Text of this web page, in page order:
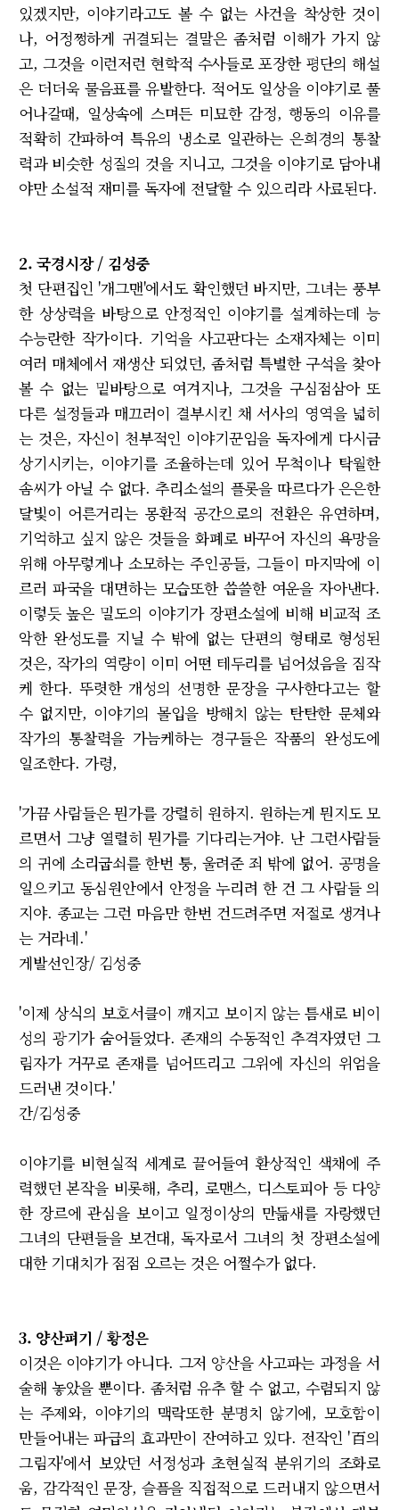
있겠지만, 이야기라고도 볼 수 없는 사건을 착상한 것이
나, 어정쩡하게 귀결되는 결말은 좀처럼 이해가 가지 않
고, 그것을 이런저런 현학적 수사들로 포장한 평단의 해설
은 더더욱 물음표를 유발한다. 적어도 일상을 이야기로 풀
어나갈때, 일상속에 스며든 미묘한 감정, 행동의 이유를
적확히 간파하여 특유의 냉소로 일관하는 은희경의 통찰
력과 비슷한 성질의 것을 지니고, 그것을 이야기로 담아내
야만 소설적 재미를 독자에 전달할 수 있으리라 사료된다.
2. 국경시장 / 김성중
첫 단편집인 '개그맨'에서도 확인했던 바지만, 그녀는 풍부
한 상상력을 바탕으로 안정적인 이야기를 설계하는데 능
수능란한 작가이다. 기억을 사고판다는 소재자체는 이미
여러 매체에서 재생산 되었던, 좀처럼 특별한 구석을 찾아
볼 수 없는 밑바탕으로 여겨지나, 그것을 구심점삼아 또
다른 설정들과 매끄러이 결부시킨 채 서사의 영역을 넓히
는 것은, 자신이 천부적인 이야기꾼임을 독자에게 다시금
상기시키는, 이야기를 조율하는데 있어 무척이나 탁월한
솜씨가 아닐 수 없다. 추리소설의 플롯을 따르다가 은은한
달빛이 어른거리는 몽환적 공간으로의 전환은 유연하며,
기억하고 싶지 않은 것들을 화폐로 바꾸어 자신의 욕망을
위해 아무렇게나 소모하는 주인공들, 그들이 마지막에 이
르러 파국을 대면하는 모습또한 씁쓸한 여운을 자아낸다.
이렇듯 높은 밀도의 이야기가 장편소설에 비해 비교적 조
악한 완성도를 지닐 수 밖에 없는 단편의 형태로 형성된
것은, 작가의 역량이 이미 어떤 테두리를 넘어섰음을 짐작
케 한다. 뚜렷한 개성의 선명한 문장을 구사한다고는 할
수 없지만, 이야기의 몰입을 방해치 않는 탄탄한 문체와
작가의 통찰력을 가늠케하는 경구들은 작품의 완성도에
일조한다. 가령,
'가끔 사람들은 뭔가를 강렬히 원하지. 원하는게 뭔지도 모
르면서 그냥 열렬히 뭔가를 기다리는거야. 난 그런사람들
의 귀에 소리굽쇠를 한번 퉁, 울려준 죄 밖에 없어. 공명을
일으키고 동심원안에서 안정을 누리려 한 건 그 사람들 의
지야. 종교는 그런 마음만 한번 건드려주면 저절로 생겨나
는 거라네.'
게발선인장/ 김성중
'이제 상식의 보호서클이 깨지고 보이지 않는 틈새로 비이
성의 광기가 숨어들었다. 존재의 수동적인 추격자였던 그
림자가 거꾸로 존재를 넘어뜨리고 그위에 자신의 위엄을
드러낸 것이다.'
간/김성중
이야기를 비현실적 세계로 끌어들여 환상적인 색채에 주
력했던 본작을 비롯해, 추리, 로맨스, 디스토피아 등 다양
한 장르에 관심을 보이고 일정이상의 만듦새를 자랑했던
그녀의 단편들을 보건대, 독자로서 그녀의 첫 장편소설에
대한 기대치가 점점 오르는 것은 어쩔수가 없다.
3. 양산펴기 / 황정은
이것은 이야기가 아니다. 그저 양산을 사고파는 과정을 서
술해 놓았을 뿐이다. 좀처럼 유추 할 수 없고, 수렴되지 않
는 주제와, 이야기의 맥락또한 분명치 않기에, 모호함이
만들어내는 파급의 효과만이 잔여하고 있다. 전작인 '百의
그림자'에서 보았던 서정성과 초현실적 분위기의 조화로
움, 감각적인 문장, 슬픔을 직접적으로 드러내지 않으면서